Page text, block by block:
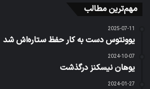
مهم‌ترین مطالب
2025-07-11
یوونتوس دست به کار حفظ ستاره‌اش شد
2024-10-07
یوهان نیسکنز درگذشت
2024-01-27